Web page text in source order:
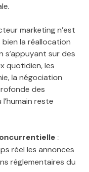
marketing n’est
la réallocation
s’appuyant sur des
quotidien, les
la négociation
des
reste
:
réel les annonces
réglementaires du